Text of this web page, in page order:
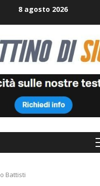
8 agosto 2026
Battisti